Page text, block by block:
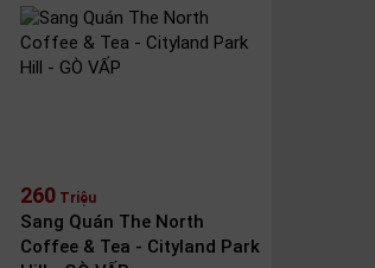
260Triệu
Sang Quán The North
Coffee & Tea - Cityland Park